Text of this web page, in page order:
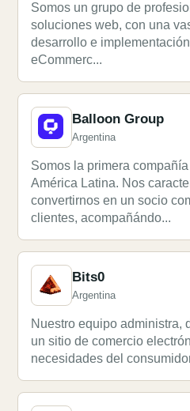
Somos un grupo de
soluciones web, con una
desarrollo e
eCommerc...
Balloon Group
Argentina
Somos la primera
América Latina. Nos
convertirnos en un socio
clientes, acompañándo...
Bits0
Argentina
Nuestro equipo administra,
un sitio de comercio
necesidades del